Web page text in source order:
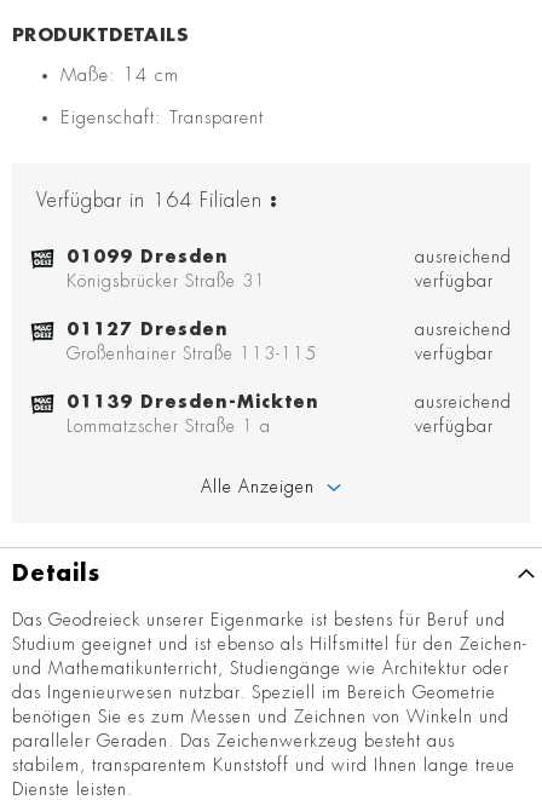
Maße: 14 cm
Eigenschaft: Transparent
Verfügbar in 164 Filialen :
01099 Dresden
Königsbrücker Straße 31
ausreichend
verfügbar
01127 Dresden
Großenhainer Straße 113-115
ausreichend
verfügbar
01139 Dresden-Mickten
Lommatzscher Straße 1 a
ausreichend
verfügbar
Alle Anzeigen
Details
Das Geodreieck unserer Eigenmarke ist bestens für Beruf und
Studium geeignet und ist ebenso als Hilfsmittel für den Zeichen-
und Mathematikunterricht, Studiengänge wie Architektur oder
das Ingenieurwesen nutzbar. Speziell im Bereich Geometrie
benötigen Sie es zum Messen und Zeichnen von Winkeln und
paralleler Geraden. Das Zeichenwerkzeug besteht aus
stabilem, transparentem Kunststoff und wird Ihnen lange treue
Dienste leisten.